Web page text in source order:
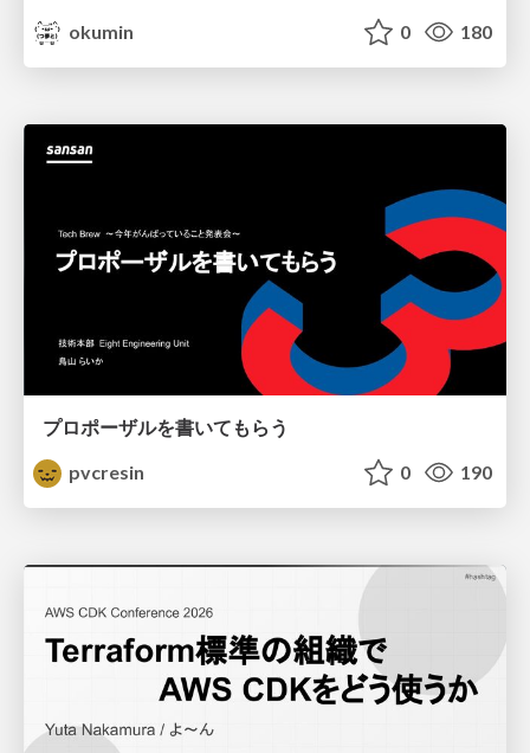
okumin
0 180
プロポーザルを書いてもらう
pvcresin
0 190